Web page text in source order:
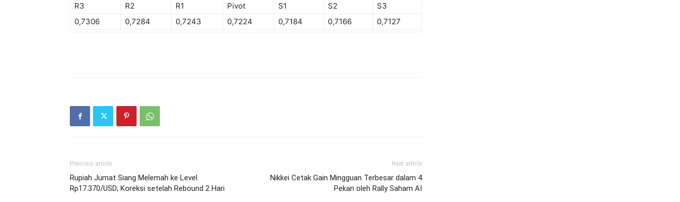
R3 R2 R1 Pivot S1 S2
S3
0,7306
0,7284 0,7243 0,7224 0,7184 0,7166 0,7127
Previous article
Rupiah Jumat Siang Melemah ke Level
Rp17.370/USD; Koreksi setelah Rebound 2 Hari
Next article
Nikkei Cetak Gain Mingguan Terbesar dalam 4
Pekan oleh Rally Saham AI